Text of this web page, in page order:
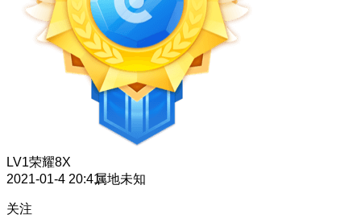
LV1荣耀8X
2021-01-4 20:41属地未知
关注